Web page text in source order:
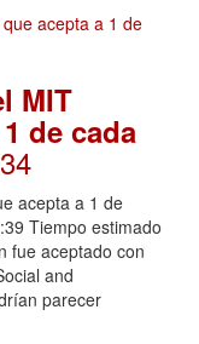
MIT
de cada
acepta a 1 de
Tiempo estimado
fue aceptado con
and
parecer